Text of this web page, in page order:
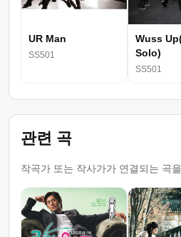
UR Man
SS501
Wuss
Solo)
SS501
관련 곡
작곡가 또는 작사가가 연결되는 곡